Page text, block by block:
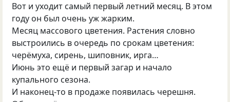
Вот и уходит самый первый летний месяц. В этом
году он был очень уж жарким.
Месяц массового цветения. Растения словно
выстроились в очередь по срокам цветения:
черёмуха, сирень, шиповник, ирга…
Июнь это ещё и первый загар и начало
купального сезона.
И наконец-то в продаже появилась черешня.